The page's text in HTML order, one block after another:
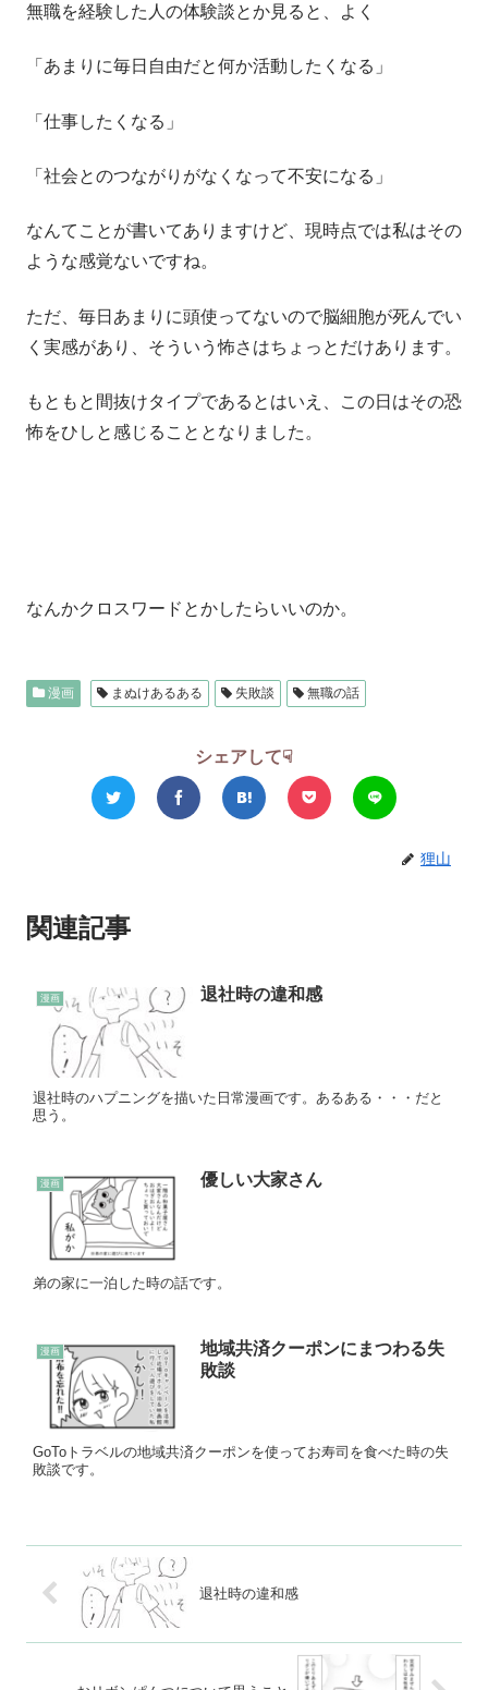
無職を経験した人の体験談とか見ると、よく
「あまりに毎日自由だと何か活動したくなる」
「仕事したくなる」
「社会とのつながりがなくなって不安になる」
なんてことが書いてありますけど、現時点では私はその
ような感覚ないですね。
ただ、毎日あまりに頭使ってないので脳細胞が死んでい
く実感があり、そういう怖さはちょっとだけあります。
もともと間抜けタイプであるとはいえ、この日はその恐
怖をひしと感じることとなりました。
なんかクロスワードとかしたらいいのか。
漫画 まぬけあるある 失敗談 無職の話
シェアして☟
狸山
関連記事
漫画 退社時の違和感
退社時のハプニングを描いた日常漫画です。あるある・・・だと
思う。
漫画 優しい大家さん
弟の家に一泊した時の話です。
漫画
地域共済クーポンにまつわる失
敗談
GoToトラベルの地域共済クーポンを使ってお寿司を食べた時の失
敗談です。
退社時の違和感